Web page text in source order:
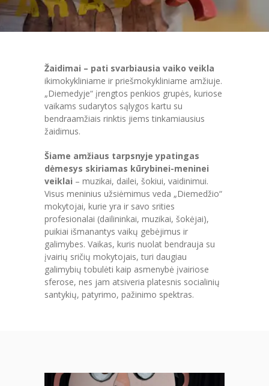
-- MAITINIMAS
-- KAINA
PRADINĖ MOKYKLA
-- PRADINUKO DIENA
-- MAITINIMAS
-- MOKYMOSI PASIEKIMAI
-- DOKUMENTAI
-- KAINA
PAGRINDINĖ MOKYKLA
-- MOKINIO DIENA
Žaidimai – pati svarbiausia vaiko veikla
ikimokykliniame ir priešmokykliniame amžiuje.
„Diemedyje“ įrengtos penkios grupės, kuriose
vaikams sudarytos sąlygos kartu su
bendraamžiais rinktis jiems tinkamiausius
žaidimus.
Šiame amžiaus tarpsnyje ypatingas
dėmesys skiriamas kūrybinei-meninei
veiklai – muzikai, dailei, šokiui, vaidinimui.
Visus meninius užsiėmimus veda „Diemedžio“
mokytojai, kurie yra ir savo srities
profesionalai (dailininkai, muzikai, šokėjai),
puikiai išmanantys vaikų gebėjimus ir
galimybes. Vaikas, kuris nuolat bendrauja su
įvairių sričių mokytojais, turi daugiau
galimybių tobulėti kaip asmenybė įvairiose
sferose, nes jam atsiveria platesnis socialinių
santykių, patyrimo, pažinimo spektras.